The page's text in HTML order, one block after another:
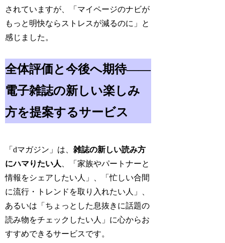
されていますが、「マイページのナビが
もっと明快ならストレスが減るのに」と
感じました。
全体評価と今後へ期待――
電子雑誌の新しい楽しみ
方を提案するサービス
「dマガジン」は、雑誌の新しい読み方
にハマりたい人
、「家族やパートナーと
情報をシェアしたい人」、「忙しい合間
に流行・トレンドを取り入れたい人」、
あるいは「ちょっとした息抜きに話題の
読み物をチェックしたい人」に心からお
すすめできるサービスです。